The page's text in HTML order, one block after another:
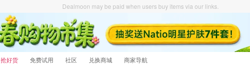
Dealmoon may be paid when users buy items via our links.
抢好货 免费试用 社区 兑换商城 商家导航